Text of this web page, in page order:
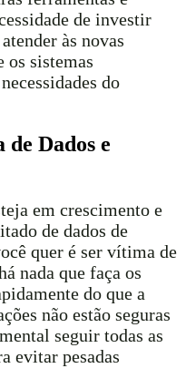
de investir
às novas
os sistemas
do
Dados e
em crescimento e
de dados de
quer é ser vítima de
nada que faça os
do que a
não estão seguras
seguir todas as
evitar pesadas